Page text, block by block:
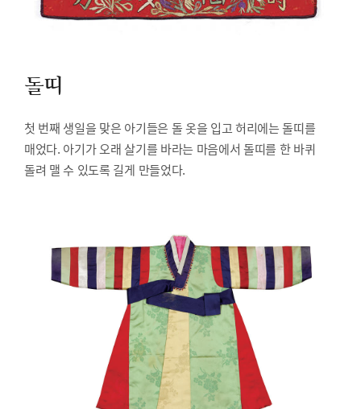
돌띠
첫 번째 생일을 맞은 아기들은 돌 옷을 입고 허리에는 돌띠를
매었다. 아기가 오래 살기를 바라는 마음에서 돌띠를 한 바퀴
돌려 맬 수 있도록 길게 만들었다.